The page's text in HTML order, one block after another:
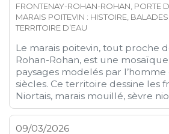
FRONTENAY-ROHAN-ROHAN, PORTE
MARAIS POITEVIN : HISTOIRE, BALADES
TERRITOIRE D’EAU
Le marais poitevin, tout proche
Rohan-Rohan, est une
paysages modelés par l’homme
siècles. Ce territoire dessine les
Niortais, marais mouillé, sèvre
09/03/2026